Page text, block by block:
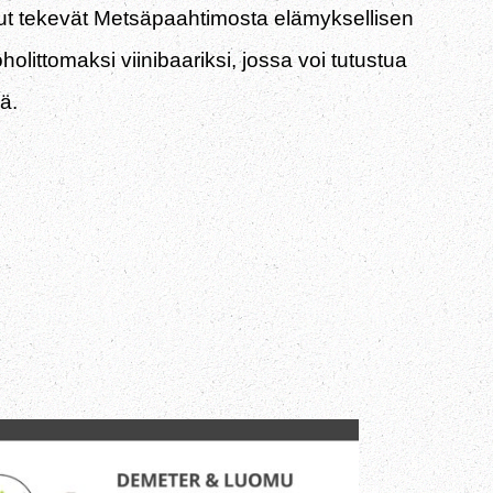
tekevät Metsäpaahtimosta elämyksellisen
viinibaariksi, jossa voi tutustua